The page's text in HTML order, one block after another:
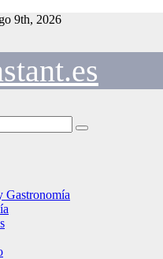
9th, 2026
Gastronomía